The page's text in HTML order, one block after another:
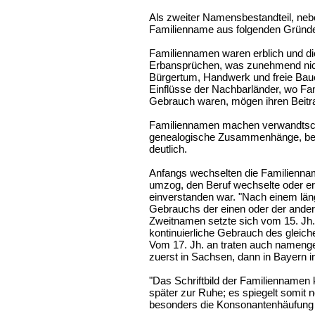
Als zweiter Namensbestandteil,
Familienname aus folgenden
Familiennamen waren erblich und
Erbansprüchen, was zunehmend
Bürgertum, Handwerk und freie
Einflüsse der Nachbarländer, wo
Gebrauch waren, mögen ihren
Familiennamen machen
genealogische Zusammenhänge,
deutlich.
Anfangs wechselten die
umzog, den Beruf wechselte oder
einverstanden war. "Nach einem
Gebrauchs der einen oder der
Zweitnamen setzte sich vom 15.
kontinuierliche Gebrauch des
Vom 17. Jh. an traten auch
zuerst in Sachsen, dann in Bayern
"Das Schriftbild der
später zur Ruhe; es spiegelt somit
besonders die